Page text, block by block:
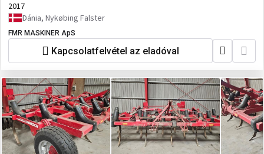
2017
Dánia, Nykøbing Falster
FMR MASKINER ApS
Kapcsolatfelvétel az eladóval